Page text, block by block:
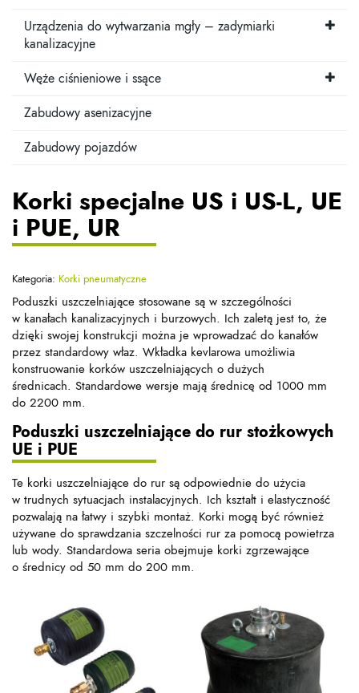
Urządzenia do wytwarzania mgły – zadymiarki
kanalizacyjne
Węże ciśnieniowe i ssące
Zabudowy asenizacyjne
Zabudowy pojazdów
Korki specjalne US i US-L, UE
i PUE, UR
Kategoria: Korki pneumatyczne
Poduszki uszczelniające stosowane są w szczególności
w kanałach kanalizacyjnych i burzowych. Ich zaletą jest to, że
dzięki swojej konstrukcji można je wprowadzać do kanałów
przez standardowy właz. Wkładka kevlarowa umożliwia
konstruowanie korków uszczelniających o dużych
średnicach. Standardowe wersje mają średnicę od 1000 mm
do 2200 mm.
Poduszki uszczelniające do rur stożkowych
UE i PUE
Te korki uszczelniające do rur są odpowiednie do użycia
w trudnych sytuacjach instalacyjnych. Ich kształt i elastyczność
pozwalają na łatwy i szybki montaż. Korki mogą być również
używane do sprawdzania szczelności rur za pomocą powietrza
lub wody. Standardowa seria obejmuje korki zgrzewające
o średnicy od 50 mm do 200 mm.